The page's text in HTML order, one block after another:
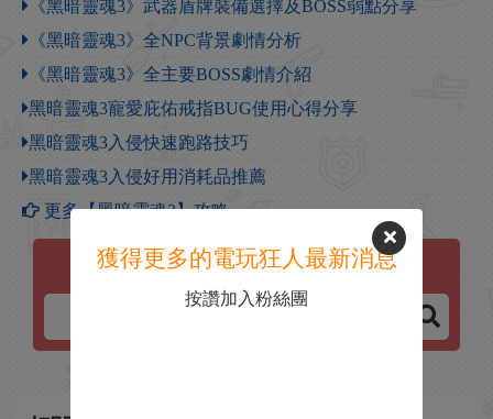
《黑暗靈魂3》武器盾牌裝備選擇及BOSS弱點分享
《黑暗靈魂3》全NPC背景劇情分析
《黑暗靈魂3》全主要BOSS劇情介紹
黑暗靈魂3寵愛庇佑戒指BUG使用心得分享
黑暗靈魂3入侵快速跑路技巧
黑暗靈魂3入侵好用消耗品推薦
更多【黑暗靈魂3】攻略
黑暗靈魂3
獲得更多的電玩狂人最新消息
按讚加入粉絲團